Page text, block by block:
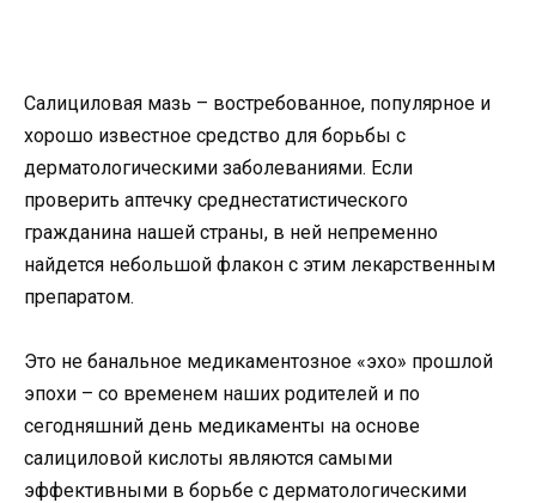
Салициловая мазь – востребованное, популярное и
хорошо известное средство для борьбы с
дерматологическими заболеваниями. Если
проверить аптечку среднестатистического
гражданина нашей страны, в ней непременно
найдется небольшой флакон с этим лекарственным
препаратом.
Это не банальное медикаментозное «эхо» прошлой
эпохи – со временем наших родителей и по
сегодняшний день медикаменты на основе
салициловой кислоты являются самыми
эффективными в борьбе с дерматологическими